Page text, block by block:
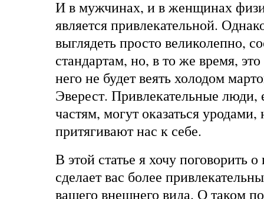
И в мужчинах, и в женщинах
является привлекательной.
выглядеть просто великолепно,
стандартам, но, в то же время,
него не будет веять холодом
Эверест. Привлекательные люди,
частям, могут оказаться
притягивают нас к себе.
В этой статье я хочу поговорить
сделает вас более
вашего внешнего вида. О таком